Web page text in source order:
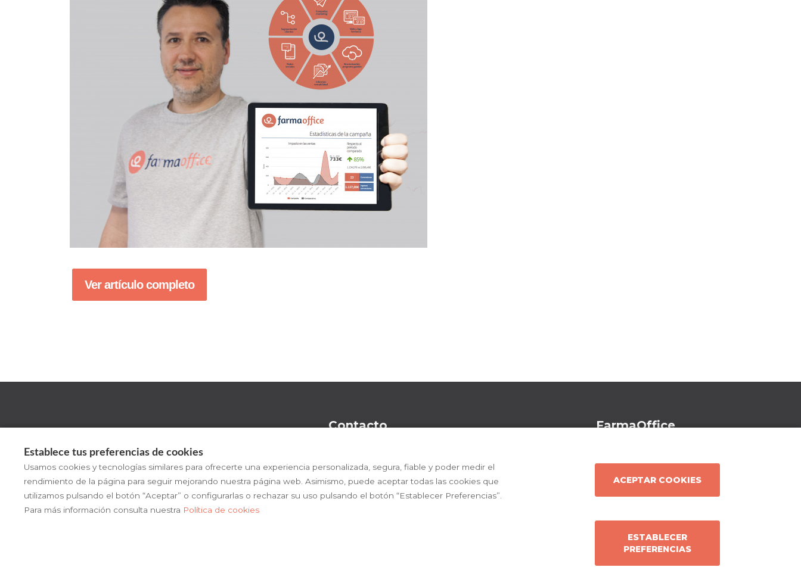
Ver artículo completo
Contacto
93 500 12 13
FarmaOffice
FarmaOffice
Contacto
Establece tus preferencias de cookies
Usamos cookies y tecnologías similares para ofrecerte una experiencia personalizada, segura, fiable y poder medir el
rendimiento de la página para seguir mejorando nuestra página web. Asimismo, puede aceptar todas las cookies que
utilizamos pulsando el botón “Aceptar” o configurarlas o rechazar su uso pulsando el botón “Establecer Preferencias”.
Para más información consulta nuestra Política de cookies
ACEPTAR COOKIES
ESTABLECER
PREFERENCIAS